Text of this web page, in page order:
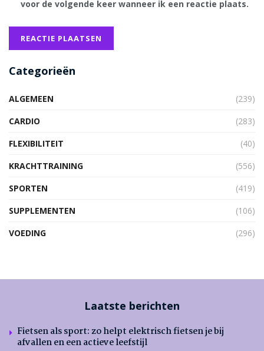
voor de volgende keer wanneer ik een reactie plaats.
Categorieën
ALGEMEEN
(239)
CARDIO
(283)
FLEXIBILITEIT
(40)
KRACHTTRAINING
(556)
SPORTEN
(419)
SUPPLEMENTEN
(106)
VOEDING
(296)
Laatste berichten
Fietsen als sport: zo helpt elektrisch fietsen je bij
afvallen en een actieve leefstijl